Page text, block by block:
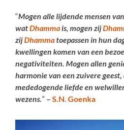
“Mogen alle lijdende mensen
watDhammais, mogen zij
zijDhammatoepassen in hun
kwellingen komen van een
negativiteiten. Mogen allen
harmonie van een zuivere geest,
mededogende liefde en
wezens.” –S.N. Goenka